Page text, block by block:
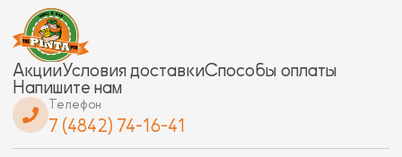
АкцииУсловия доставкиСпособы оплаты
Напишите нам
Телефон
7 (4842) 74-16-41